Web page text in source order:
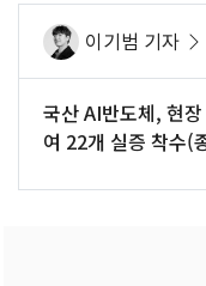
이기범 기자
국산 AI반도체, 현
여 22개 실증 착수(